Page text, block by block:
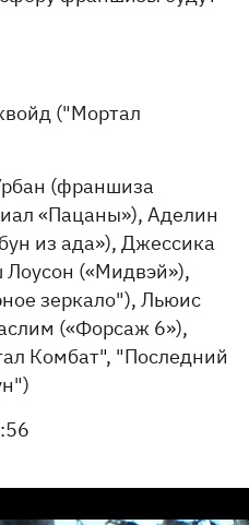
("Мортал
(франшиза
«Пацаны»), Аделин
из ада»), Джессика
(«Мидвэй»),
зеркало"), Льюис
(«Форсаж 6»),
Комбат", "Последний